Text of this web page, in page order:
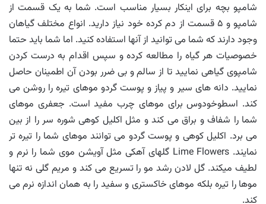
شامپو بچه برای اینکار بسیار مناسب است. شما به یک قسمت از
شامپو و ۵ قسمت از دم کرده خود نیاز دارید. انواع مختلف گیاهان
وجود دارند که شما می توانید از آنها استفاده کنید. اما شما باید حتما
خصوصیات هر گیاه را مطالعه کرده و سپس اقدام به درست کردن
شامپوی گیاهی نمایید تا از سالم و بی ضرر بودن آن اطمینان حاصل
نمایید. دانه های سیر و پیاز و پوست گردو موهای تیره را روشن می
کند. اسطوخودوس برای موهای چرب مفید است. جعفری موهای
شما را شفاف و براق می کند و مثل اکلیل کوهی شوره سر را از بین
می برد. اکلیل کوهی و پوست گردو می توانند موهای شما را تیره تر
نمایند. Lime Flowers گلهای آهکی مثل آویشن موی شما را نرم و
لطیف میکند. گل لادن رشد مو را تسریع می کند و مریم گلی نه تنها
موها را تیره بلکه موهای خاکستری و سفید را به همان اندازه نرم می
کند.